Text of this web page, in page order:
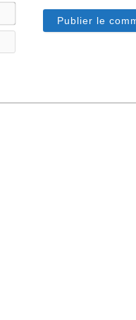
E-